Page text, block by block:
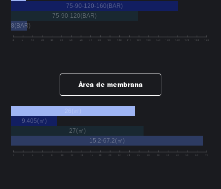
75-90-120-160(BAR)
75-90-120(BAR)
8(BAR)
Área de membrana
26(㎡)
9.405(㎡)
27(㎡)
15.2-67.2(㎡)